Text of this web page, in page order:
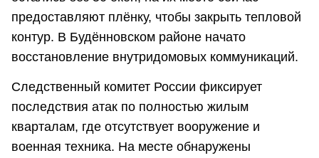
предоставляют плёнку, чтобы закрыть тепловой
контур. В Будённовском районе начато
восстановление внутридомовых коммуникаций.
Следственный комитет России фиксирует
последствия атак по полностью жилым
кварталам, где отсутствует вооружение и
военная техника. На месте обнаружены